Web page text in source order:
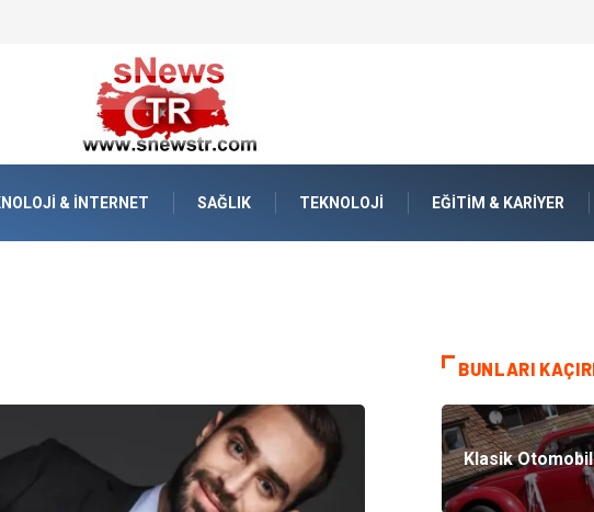
& İNTERNET SAĞLIK TEKNOLOJI EĞITIM & KARIYER
BUNLARI
Klasik